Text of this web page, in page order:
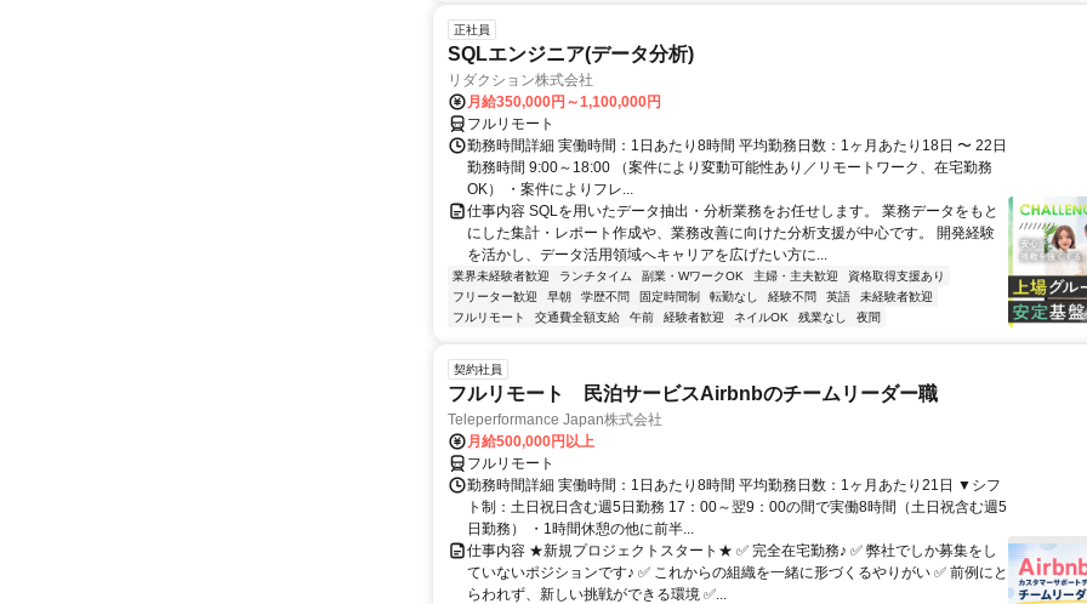
正社員
SQLエンジニア(データ分析)
リダクション株式会社
月給350,000円～1,100,000円
フルリモート
勤務時間詳細 実働時間：1日あたり8時間 平均勤務日数：1ヶ月あたり18日 〜 22日
勤務時間 9:00～18:00 （案件により変動可能性あり／リモートワーク、在宅勤務
OK） ・案件によりフレ...
仕事内容 SQLを用いたデータ抽出・分析業務をお任せします。 業務データをもと
にした集計・レポート作成や、業務改善に向けた分析支援が中心です。 開発経験
を活かし、データ活用領域へキャリアを広げたい方に...
業界未経験者歓迎 ランチタイム 副業・WワークOK 主婦・主夫歓迎
資格取得支援あり
フリーター歓迎
早朝 学歴不問 固定時間制 転勤なし 経験不問 英語
未経験者歓迎
フルリモート
交通費全額支給 午前 経験者歓迎 ネイルOK 残業なし 夜間
契約社員
フルリモート 民泊サービスAirbnbのチームリーダー職
Teleperformance Japan株式会社
月給500,000円以上
フルリモート
勤務時間詳細 実働時間：1日あたり8時間 平均勤務日数：1ヶ月あたり21日 ▼シフ
ト制：土日祝日含む週5日勤務 17：00～翌9：00の間で実働8時間（土日祝含む週5
日勤務） ・1時間休憩の他に前半...
仕事内容 ★新規プロジェクトスタート★ ✅ 完全在宅勤務♪ ✅ 弊社でしか募集をし
ていないポジションです♪ ✅ これからの組織を一緒に形づくるやりがい ✅ 前例にと
らわれず、新しい挑戦ができる環境 ✅...